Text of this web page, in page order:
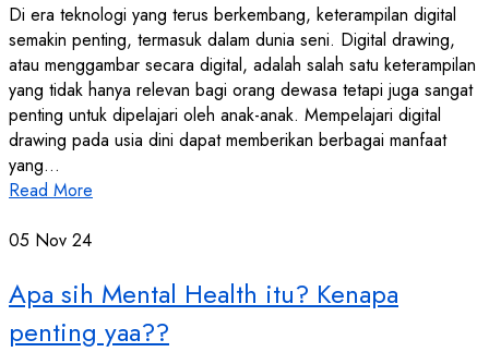
Di era teknologi yang terus berkembang, keterampilan digital
semakin penting, termasuk dalam dunia seni. Digital drawing,
atau menggambar secara digital, adalah salah satu keterampilan
yang tidak hanya relevan bagi orang dewasa tetapi juga sangat
penting untuk dipelajari oleh anak-anak. Mempelajari digital
drawing pada usia dini dapat memberikan berbagai manfaat
yang…
Read More
05 Nov 24
Apa sih Mental Health itu? Kenapa
penting yaa??